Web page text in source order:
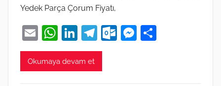
Yedek Parça Çorum Fiyatı,
E
m
ai
W
h
at
Li
n
k
T
el
O
M
Okumaya devam et